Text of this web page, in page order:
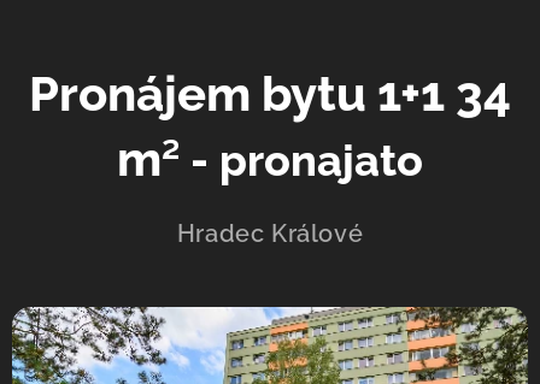
Pronájem bytu 1+1 34
m² - pronajato
Hradec Králové